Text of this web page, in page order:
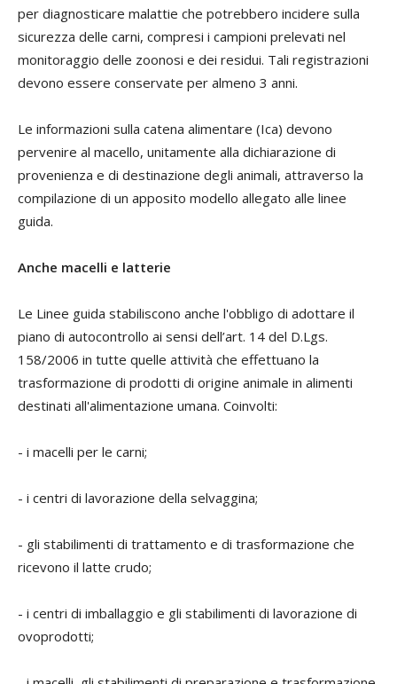
per diagnosticare malattie che potrebbero incidere sulla
sicurezza delle carni, compresi i campioni prelevati nel
monitoraggio delle zoonosi e dei residui. Tali registrazioni
devono essere conservate per almeno 3 anni.
Le informazioni sulla catena alimentare (Ica) devono
pervenire al macello, unitamente alla dichiarazione di
provenienza e di destinazione degli animali, attraverso la
compilazione di un apposito modello allegato alle linee
guida.
Anche macelli e latterie
Le Linee guida stabiliscono anche l'obbligo di adottare il
piano di autocontrollo ai sensi dell’art. 14 del D.Lgs.
158/2006 in tutte quelle attività che effettuano la
trasformazione di prodotti di origine animale in alimenti
destinati all'alimentazione umana. Coinvolti:
- i macelli per le carni;
- i centri di lavorazione della selvaggina;
- gli stabilimenti di trattamento e di trasformazione che
ricevono il latte crudo;
- i centri di imballaggio e gli stabilimenti di lavorazione di
ovoprodotti;